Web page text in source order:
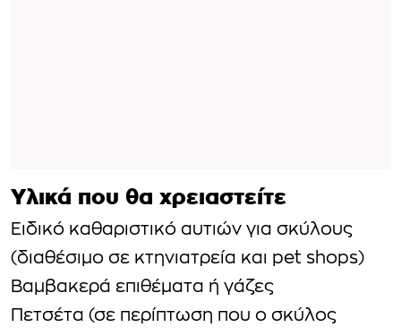
Υλικά που θα χρειαστείτε
Ειδικό καθαριστικό αυτιών για σκύλους
(διαθέσιμο σε κτηνιατρεία και pet shops)
Βαμβακερά επιθέματα ή γάζες
Πετσέτα (σε περίπτωση που ο σκύλος